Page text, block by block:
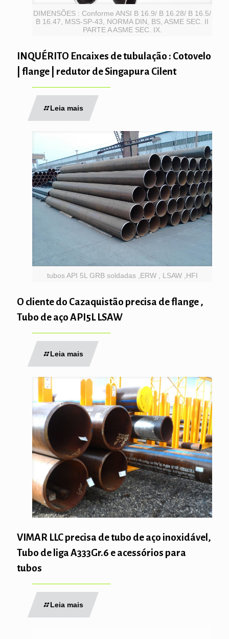
DIMENSÕES : Conforme ANSI B 16.9/ B 16.28/ B 16.5/
B 16.47, MSS-SP-43, NORMA DIN, BS, ASME SEC. II
PARTE A ASME SEC. IX.
INQUÉRITO Encaixes de tubulação : Cotovelo
| flange | redutor de Singapura Cilent
Leia mais
tubos API 5L GRB soldadas ,ERW , LSAW ,HFI
O cliente do Cazaquistão precisa de flange ,
Tubo de aço API5L LSAW
Leia mais
VIMAR LLC precisa de tubo de aço inoxidável,
Tubo de liga A333Gr.6 e acessórios para
tubos
Leia mais